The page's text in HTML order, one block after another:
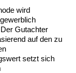
wird
Gutachter
auf den zu
setzt sich